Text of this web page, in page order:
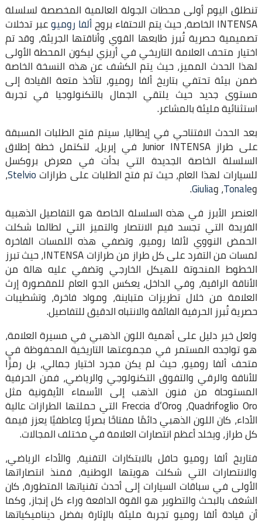
تنطلق اليوم أولى محطات الجولة العالمية المخصصة لسلسلة
INTENSA الخاصة، حيث يتم الاحتفاء بروح ألفا روميوعبر تدخلات
تصميمية حصرية تُبرز طابعها القوي وأناقتها الجريئة، وقد تم
اختيار متحف العلامة التاريخي في أريزي ليكون المحطة الأولى
لهذا الحدث المميز، حيث يتم الكشف عن هذه النسخة الخاصة
ضمن بيئة تحتفي بتاريخ ألفا روميو، لتأخذ متعة القيادة إلى
مستوى جديد حيث يلتقي الجمال بالتكنولوجيا في تجربة
استثنائية مليئة بالمشاعر.
بعد الحدث الافتتاحي في إيطاليا، سيتم فتح الطلبات المسبقة
على طراز Junior INTENSA في إبريل، لتكتمل خطة إطلاق
السلسلة الخاصة الجديدة التي بدأت في معرض بروكسل
للسيارات لهذا العام، حيث تم فتح الطلبات على طرازات Stelvio،
وTonale، وGiulia
.
العنصر الأبرز في هذه السلسلة الخاصة هو التفاصيل الذهبية
الفريدة التي تجسد قيم الانتصار والتميز التي لطالما شكلت
الحمض النووي لألفا روميو، وتضفي هذه اللمسات الفاخرة
لمسات من التفرد على كل طراز من طرازات INTENSA، حيث تبرز
الخطوط المنحوتة للهيكل الخارجي وتضفي عليه هالة من
الأناقة الراقية، وفي الداخل، يعكس الجو العام للمقصورة إرث
العلامة من خلال تطريزات متباينة، ومواد فاخرة، وتشطيبات
حصرية تُبرز الحرفية الفائقة والانتباه الدقيق للتفاصيل.
ولعل خير دليل على أهمية اللون الذهبي في مسيرة العلامة،
هو تواجده المستمر في مجموعتها التاريخية المحفوظة في
متحف ألفا روميو، حيث لم يكن مجرد اختيار جمالي، بل رمزًا
للأناقة والرقي والتفوق التكنولوجي والرياضي، فمن الحرفية
المستوحاة من فنون الذهب إلى الأسماء الأيقونية مثل
Quadrifoglio Oro، وFreccia d’Oro التي حملتها الطرازات عالية
الأداء، كان اللون الذهبي دائمًا مفتاحًا بصريًا وعاطفيًا يعزز قيمة
كل طراز، ويخلد أعظم انتصارات العلامة في مختلف المجالات.
فتاريخ ألفا روميو حافل بالابتكارات التقنية، والأداء الرياضي،
والانتصارات التي شكلت هويتها الوطنية، فمنذ انتصاراتها
الأولى في سباقات السيارات إلى أحدث تقنياتها المتطورة، كان
الشغف بالبحث والتطوير هو القوة الدافعة وراء كل إنجاز، وكما
أن قيادة ألفا روميو تجربة مليئة بالإثارة بفضل ديناميكياتها